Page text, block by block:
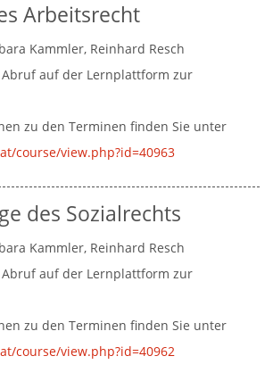
- Verwaltungsrecht
und Antidiskriminierungsrecht
Rechtsphilosophie
für Jurist*innen II
Privatrecht
Law / Europarecht
Studies und Antidiskriminierungsrecht
Arbeitsrecht
Kammler Reinhard Resch
Abruf auf der Lernplattform zur
zu den Terminen finden Sie unter
course/view.php?id=40963
des Sozialrechts
Kammler Reinhard Resch
Abruf auf der Lernplattform zur
zu den Terminen finden Sie unter
course/view.php?id=40962